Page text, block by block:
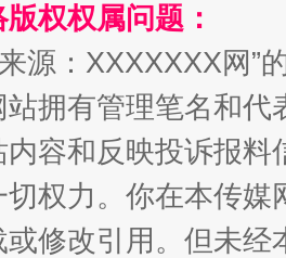
在茂县开幕 规模
权权属问题：
源：XXXXXXX网”
拥有管理笔名和
内容和反映投诉报
切权力。你在本传
修改引用。但未